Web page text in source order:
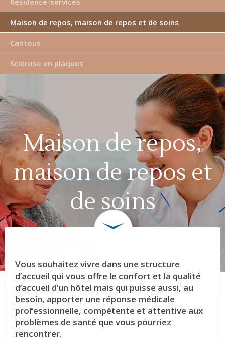
Maison de repos, maison de repos et de soins
Cantous
Sclérose en plaques
Maison de repos,
maison de repos et
de soins
Vous souhaitez vivre dans une structure
d’accueil qui vous offre le confort et la qualité
d’accueil d’un hôtel mais qui puisse aussi, au
besoin, apporter une réponse médicale
professionnelle, compétente et attentive aux
problèmes de santé que vous pourriez
rencontrer.